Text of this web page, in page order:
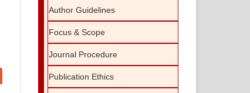
Author Guidelines
Focus & Scope
Journal Procedure
Publication Ethics